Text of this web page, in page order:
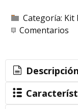
Categoría:
Comentarios
Descripción